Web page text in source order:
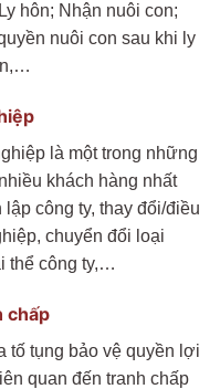
hôn; Nhận nuôi con;
nuôi con sau khi ly
là một trong những
khách hàng nhất
công ty, thay đổi/điều
chuyển đổi loại
thể công ty,…
chấp
tố tụng bảo vệ quyền lợi
quan đến tranh chấp